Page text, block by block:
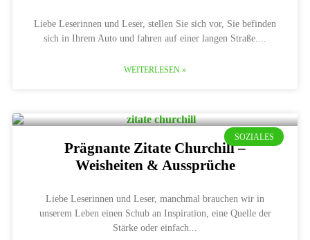
Liebe Leserinnen und Leser, stellen Sie sich vor, Sie befinden
sich in Ihrem Auto und fahren auf einer langen Straße.
WEITERLESEN »
SOZIALES
Prägnante Zitate Churchill –
Weisheiten & Aussprüche
Liebe Leserinnen und Leser, manchmal brauchen wir in
unserem Leben einen Schub an Inspiration, eine Quelle der
Stärke oder einfach